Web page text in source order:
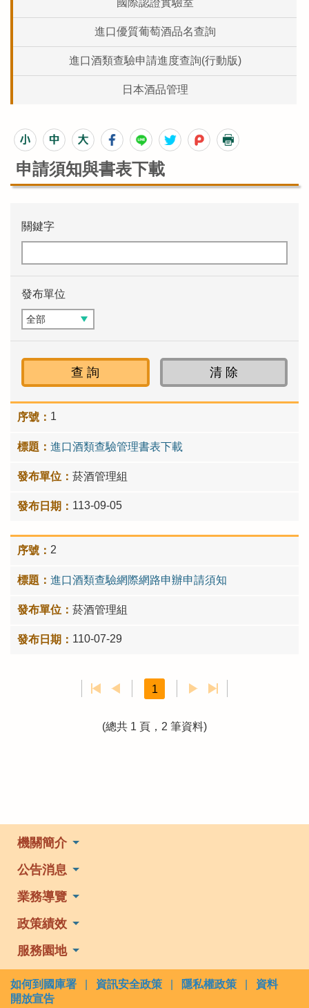
國際認證實驗室
進口優質葡萄酒品名查詢
進口酒類查驗申請進度查詢(行動版)
日本酒品管理
申請須知與書表下載
關鍵字
發布單位
1
進口酒類查驗管理書表下載
菸酒管理組
113-09-05
2
進口酒類查驗網際網路申辦申請須知
菸酒管理組
110-07-29
1
(總共 1 頁，2 筆資料)
機關簡介
公告消息
業務導覽
政策績效
服務園地
如何到國庫署 資訊安全政策 隱私權政策
資料
開放宣告